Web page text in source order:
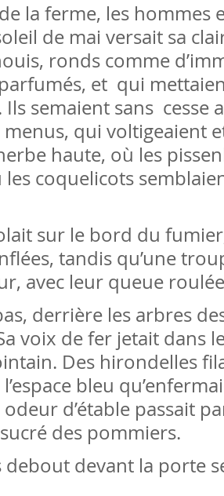
la ferme, les hommes
de mai versait sa
ronds comme
et  qui
semaient sans  cesse
menus, qui voltigeaient
haute, où les
coquelicots
sur le bord du
tandis qu’une
avec leur queue
derrière les arbres
voix de fer jetait dans
Des hirondelles
bleu
d’étable passait
des pommiers.
debout devant la porte